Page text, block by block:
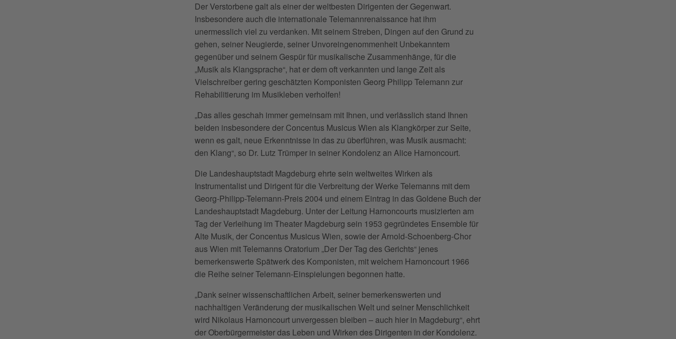
Der Verstorbene galt als einer der weltbesten Dirigenten der Gegenwart.
Insbesondere auch die internationale Telemannrenaissance hat ihm
unermesslich viel zu verdanken. Mit seinem Streben, Dingen auf den Grund zu
gehen, seiner Neugierde, seiner Unvoreingenom­menheit Unbekanntem
gegenüber und seinem Gespür für musikalische Zusammenhänge, für die
„Musik als Klangsprache“, hat er dem oft verkannten und lange Zeit als
Vielschreiber gering geschätzten Komponisten Georg Philipp Telemann zur
Rehabilitierung im Musikleben verholfen!
„Das alles geschah immer gemeinsam mit Ihnen, und verlässlich stand Ihnen
beiden insbesondere der Concentus Musicus Wien als Klangkörper zur Seite,
wenn es galt, neue Erkenntnisse in das zu überführen, was Musik ausmacht:
den Klang“, so Dr. Lutz Trümper in seiner Kondolenz an Alice Harnoncourt.
Die Landeshauptstadt Magdeburg ehrte sein weltweites Wirken als
Instrumentalist und Dirigent für die Verbreitung der Werke Telemanns mit dem
Georg-Philipp-Telemann-Preis 2004 und einem Eintrag in das Goldene Buch der
Landeshauptstadt Magdeburg. Unter der Leitung Harnoncourts musizierten am
Tag der Verleihung im Theater Magdeburg sein 1953 gegründetes Ensemble für
Alte Musik, der Concentus Musicus Wien, sowie der Arnold-Schoenberg-Chor
aus Wien mit Telemanns Oratorium „Der Der Tag des Gerichts“ jenes
bemerkenswerte Spätwerk des Komponisten, mit welchem Harnoncourt 1966
die Reihe seiner Telemann-Einspielungen begonnen hatte.
„Dank seiner wissenschaftlichen Arbeit, seiner bemerkenswerten und
nachhaltigen Veränderung der musikalischen Welt und seiner Menschlichkeit
wird Nikolaus Harnoncourt unvergessen bleiben – auch hier in Magdeburg“, ehrt
der Oberbürgermeister das Leben und Wirken des Dirigenten in der Kondolenz.